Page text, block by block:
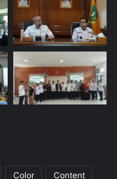
Color Content